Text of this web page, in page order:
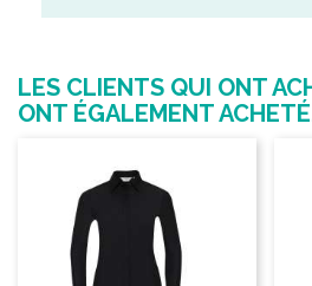
LES CLIENTS QUI ONT
ONT ÉGALEMENT